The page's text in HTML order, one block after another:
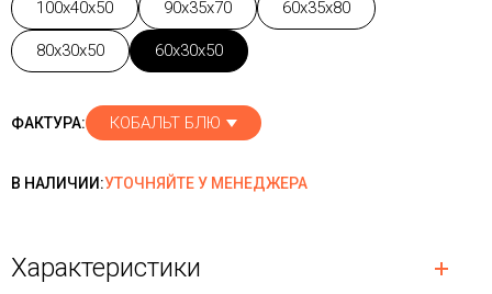
100x40x50 90x35x70 60x35x80
80x30x50 60x30x50
ФАКТУРА: КОБАЛЬТ БЛЮ
В НАЛИЧИИ:УТОЧНЯЙТЕ У МЕНЕДЖЕРА
Характеристики